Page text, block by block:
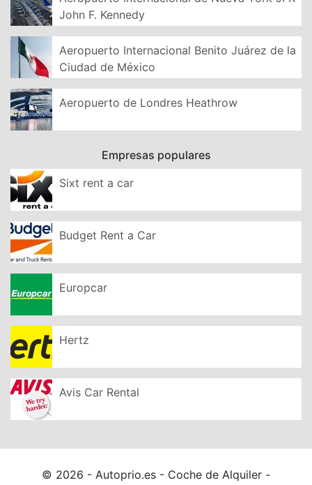
John F. Kennedy
Aeropuerto Internacional Benito Juárez de la
Ciudad de México
Aeropuerto de Londres Heathrow
Empresas populares
Sixt rent a car
Budget Rent a Car
Europcar
Hertz
Avis Car Rental
© 2026 - Autoprio.es - Coche de Alquiler -